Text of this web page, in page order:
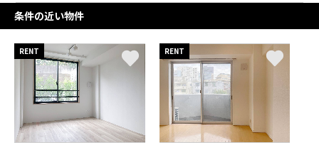
条件の近い物件
RENT RENT